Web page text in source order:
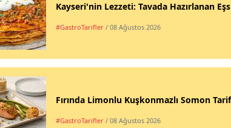
Kayseri'nin Lezzeti: Tavada Hazırlanan
#GastroTarifler / 08 Ağustos 2026
Fırında Limonlu Kuşkonmazlı Somon
#GastroTarifler / 08 Ağustos 2026